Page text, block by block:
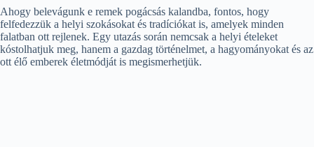
Ahogy belevágunk e remek pogácsás kalandba, fontos, hogy
felfedezzük a helyi szokásokat és tradíciókat is, amelyek minden
falatban ott rejlenek. Egy utazás során nemcsak a helyi ételeket
kóstolhatjuk meg, hanem a gazdag történelmet, a hagyományokat és az
ott élő emberek életmódját is megismerhetjük.